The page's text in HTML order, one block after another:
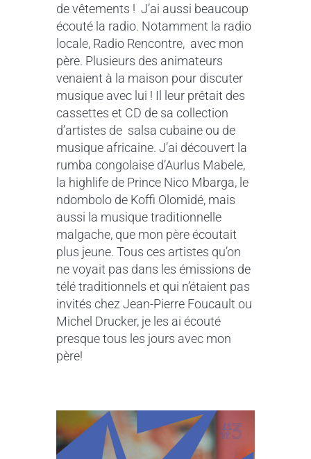
de vêtements ! J’ai aussi beaucoup
écouté la radio. Notamment la radio
locale, Radio Rencontre, avec mon
père. Plusieurs des animateurs
venaient à la maison pour discuter
musique avec lui ! Il leur prêtait des
cassettes et CD de sa collection
d’artistes de salsa cubaine ou de
musique africaine. J’ai découvert la
rumba congolaise d’Aurlus Mabele,
la highlife de Prince Nico Mbarga, le
ndombolo de Koffi Olomidé, mais
aussi la musique traditionnelle
malgache, que mon père écoutait
plus jeune. Tous ces artistes qu’on
ne voyait pas dans les émissions de
télé traditionnels et qui n’étaient pas
invités chez Jean-Pierre Foucault ou
Michel Drucker, je les ai écouté
presque tous les jours avec mon
père!